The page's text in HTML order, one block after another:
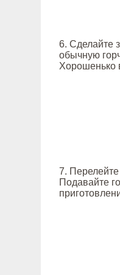
6. Сделайте
обычную
Хорошенько
7.
Подавайте